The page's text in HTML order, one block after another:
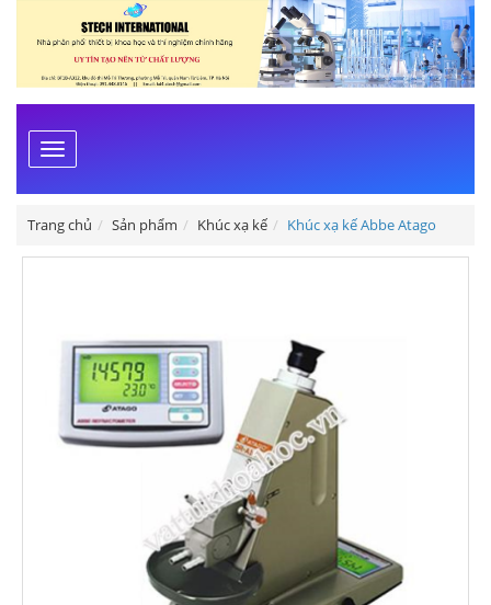
Toggle
navigation
Trang chủ Sản phẩm Khúc xạ kế Khúc xạ kế Abbe Atago